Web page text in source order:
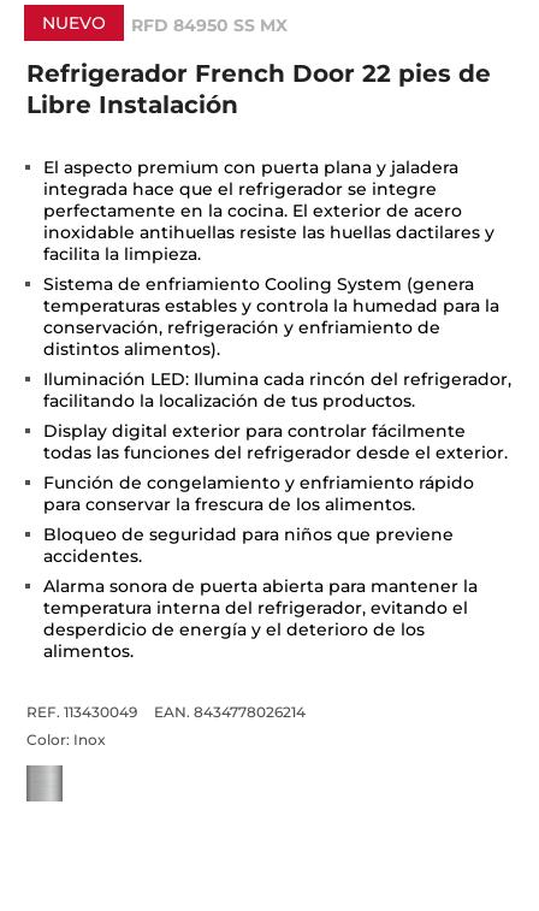
NUEVO RFD 84950 SS MX
Refrigerador French Door 22 pies de
Libre Instalación
El aspecto premium con puerta plana y jaladera
integrada hace que el refrigerador se integre
perfectamente en la cocina. El exterior de acero
inoxidable antihuellas resiste las huellas dactilares y
facilita la limpieza.
Sistema de enfriamiento Cooling System (genera
temperaturas estables y controla la humedad para la
conservación, refrigeración y enfriamiento de
distintos alimentos).
Iluminación LED: Ilumina cada rincón del refrigerador,
facilitando la localización de tus productos.
Display digital exterior para controlar fácilmente
todas las funciones del refrigerador desde el exterior.
Función de congelamiento y enfriamiento rápido
para conservar la frescura de los alimentos.
Bloqueo de seguridad para niños que previene
accidentes.
Alarma sonora de puerta abierta para mantener la
temperatura interna del refrigerador, evitando el
desperdicio de energía y el deterioro de los
alimentos.
REF. 113430049
EAN. 8434778026214
Color: Inox